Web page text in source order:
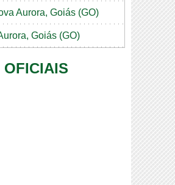
Aurora, Goiás (GO)
Goiás (GO)
OFICIAIS